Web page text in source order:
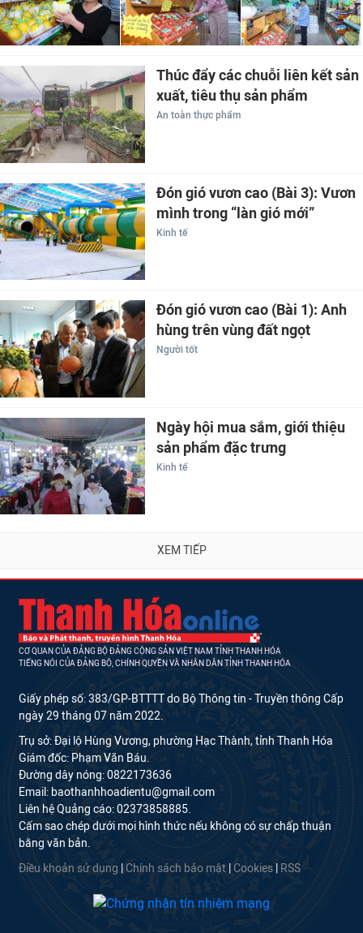
Thúc đẩy các chuỗi liên kết sản
xuất, tiêu thụ sản phẩm
An toàn thực phẩm
Đón gió vươn cao (Bài 3): Vươn
mình trong “làn gió mới”
Kinh tế
Đón gió vươn cao (Bài 1): Anh
hùng trên vùng đất ngọt
Người tốt
Ngày hội mua sắm, giới thiệu
sản phẩm đặc trưng
Kinh tế
XEM TIẾP
CƠ QUAN CỦA ĐẢNG BỘ ĐẢNG CỘNG SẢN VIỆT NAM TỈNH THANH HÓA
TIẾNG NÓI CỦA ĐẢNG BỘ, CHÍNH QUYỀN VÀ NHÂN DÂN TỈNH THANH HÓA
Giấy phép số: 383/GP-BTTTT do Bộ Thông tin - Truyền thông Cấp
ngày 29 tháng 07 năm 2022.
Trụ sở: Đại lộ Hùng Vương, phường Hạc Thành, tỉnh Thanh Hóa
Giám đốc: Phạm Văn Báu.
Đường dây nóng: 0822173636
Email: baothanhhoadientu@gmail.com
Liên hệ Quảng cáo: 02373858885.
Cấm sao chép dưới mọi hình thức nếu không có sự chấp thuận
bằng văn bản.
Điều khoản sử dụng Chính sách bảo mật Cookies RSS